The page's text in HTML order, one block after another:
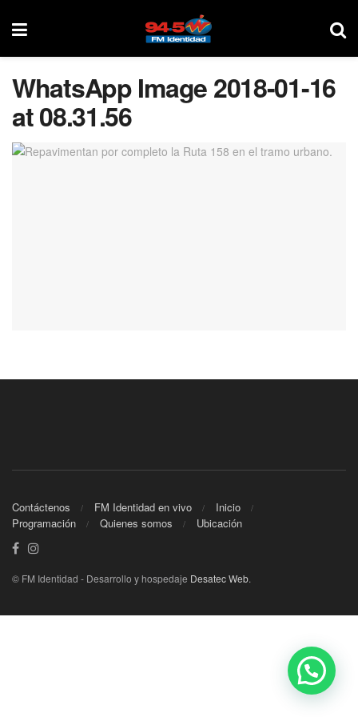
WhatsApp Image 2018-01-16
at 08.31.56
Contáctenos FM Identidad en vivo
Inicio
Programación
Quienes somos Ubicación
© FM Identidad - Desarrollo y hospedaje Desatec Web.